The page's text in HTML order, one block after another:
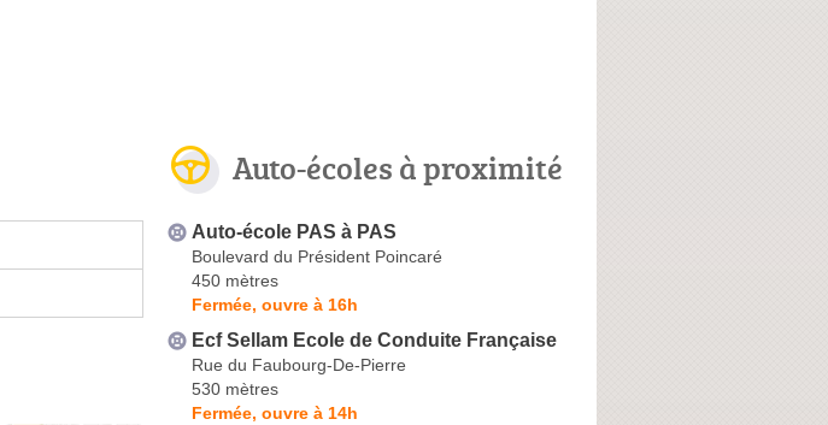
Auto-écoles à proximité
Auto-école PAS à PAS
Boulevard du Président Poincaré
450 mètres
Fermée, ouvre à 16h
Ecf Sellam Ecole de Conduite Française
Rue du Faubourg-De-Pierre
530 mètres
Fermée, ouvre à 14h